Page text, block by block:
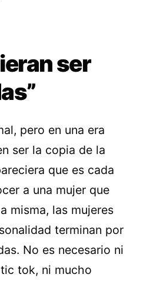
ser
pero en una era
ser la copia de la
que es cada
a una mujer que
misma, las mujeres
terminan por
No es necesario ni
tok, ni mucho